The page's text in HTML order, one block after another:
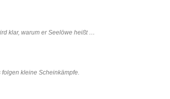
klar, warum er Seelöwe heißt …
kleine Scheinkämpfe.